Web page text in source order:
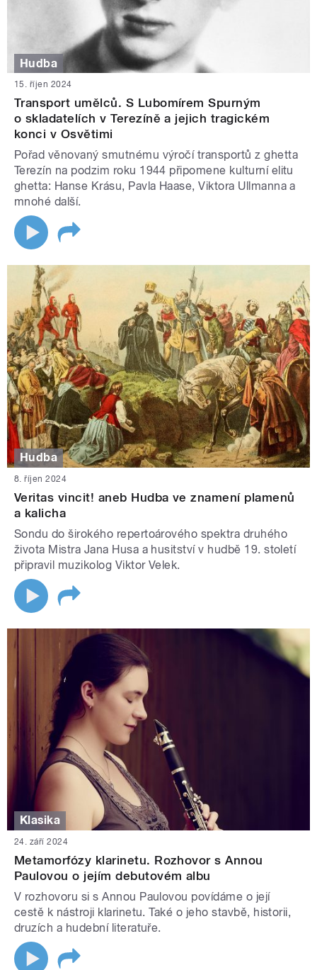
Hudba
15. říjen 2024
Transport umělců. S Lubomírem Spurným
o skladatelích v Terezíně a jejich tragickém
konci v Osvětimi
Pořad věnovaný smutnému výročí transportů z ghetta
Terezín na podzim roku 1944 připomene kulturní elitu
ghetta: Hanse Krásu, Pavla Haase, Viktora Ullmanna a
mnohé další.
Hudba
8. říjen 2024
Veritas vincit! aneb Hudba ve znamení plamenů
a kalicha
Sondu do širokého repertoárového spektra druhého
života Mistra Jana Husa a husitství v hudbě 19. století
připravil muzikolog Viktor Velek.
Klasika
24. září 2024
Metamorfózy klarinetu. Rozhovor s Annou
Paulovou o jejím debutovém albu
V rozhovoru si s Annou Paulovou povídáme o její
cestě k nástroji klarinetu. Také o jeho stavbě, historii,
druzích a hudební literatuře.